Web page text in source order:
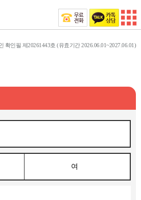
확인필 제20261443호 (유효기간 2026.06.01~2027.06.01)
여